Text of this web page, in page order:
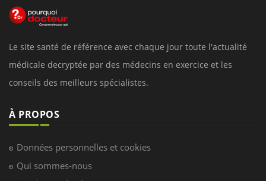
Le site santé de référence avec chaque jour toute l'actualité
médicale decryptée par des médecins en exercice et les
conseils des meilleurs spécialistes.
À PROPOS
Données personnelles et cookies
Qui sommes-nous